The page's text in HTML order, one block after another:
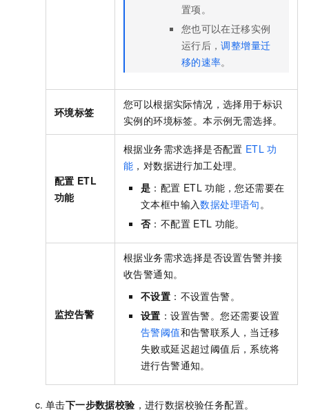
置项。
您也可以在迁移实例
运行后，调整增量迁
移的速率。
环境标签
您可以根据实际情况，选择用于标识
实例的环境标签。本示例无需选择。
配置 ETL
功能
根据业务需求选择是否配置 ETL 功
能 ，对数据进行加工处理。
是 ：配置 ETL 功能，您还需要在
文本框中输入数据处理语句 。
否：不配置 ETL 功能。
监控告警
根据业务需求选择是否设置告警并接
收告警通知。
不设置 ：不设置告警。
设置 ：设置告警。您还需要设置
告警阈值和告警联系人 ，当迁移
失败或延迟超过阈值后，系统将
进行告警通知。
单击下一步数据校验 ，进行数据校验任务配置。